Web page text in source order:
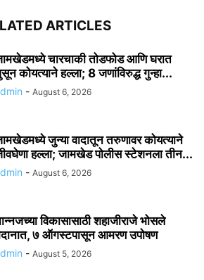
ARTICLES
चारचाकी तोडफोड आणि घरात
कोयत्याने हल्ला; 8 जणांविरुद्ध गुन्हा...
- August 6, 2026
जुन्या वादातून तरुणावर कोयत्याने
हल्ला; जामखेड पोलीस स्टेशनला तीन...
- August 6, 2026
विकासासाठी शहाजीराजे भोसले
७ ऑगस्टपासून आमरण उपोषण
- August 5, 2026